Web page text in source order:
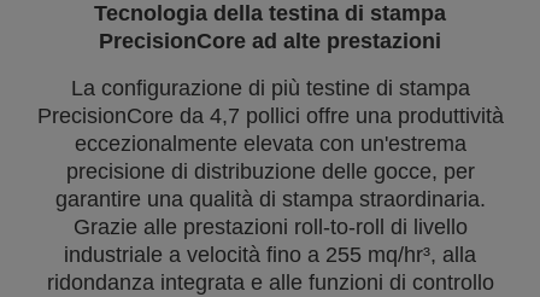
Tecnologia della testina di stampa
PrecisionCore ad alte prestazioni
La configurazione di più testine di stampa
PrecisionCore da 4,7 pollici offre una produttività
eccezionalmente elevata con un'estrema
precisione di distribuzione delle gocce, per
garantire una qualità di stampa straordinaria.
Grazie alle prestazioni roll-to-roll di livello
industriale a velocità fino a 255 mq/hr³, alla
ridondanza integrata e alle funzioni di controllo